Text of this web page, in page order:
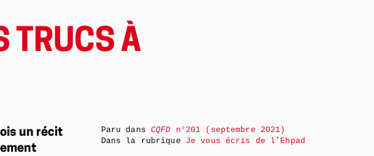
TRUCS À
un récit
Paru dans CQFD n°201 (septembre 2021)
Dans la rubrique Je vous écris de l’Ehpad